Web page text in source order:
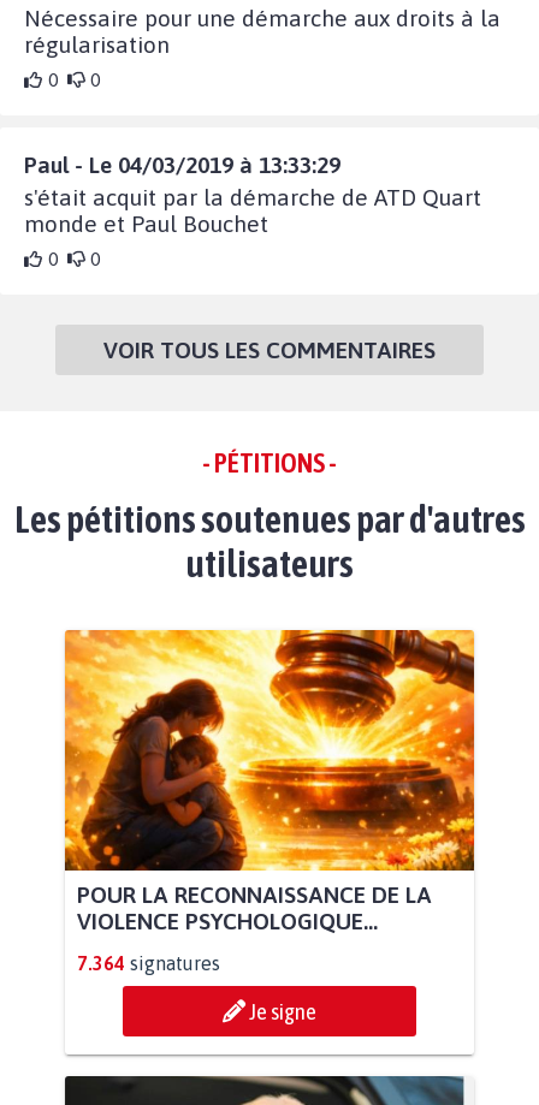
Nécessaire pour une démarche aux droits à la
régularisation
0 0
Paul - Le 04/03/2019 à 13:33:29
s'était acquit par la démarche de ATD Quart
monde et Paul Bouchet
0 0
VOIR TOUS LES COMMENTAIRES
- PÉTITIONS -
Les pétitions soutenues par d'autres
utilisateurs
POUR LA RECONNAISSANCE DE LA
VIOLENCE PSYCHOLOGIQUE...
7.364 signatures
Je signe